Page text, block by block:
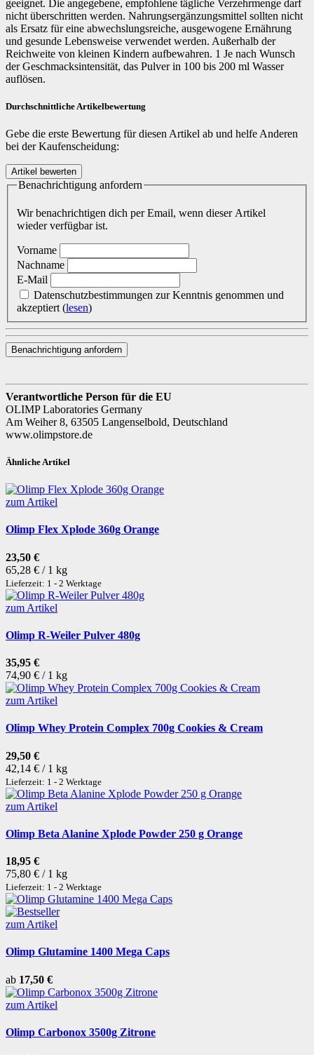
geeignet. Die angegebene, empfohlene tägliche Verzehrmenge darf
nicht überschritten werden. Nahrungsergänzungsmittel sollten nicht
als Ersatz für eine abwechslungsreiche, ausgewogene Ernährung
und gesunde Lebensweise verwendet werden. Außerhalb der
Reichweite von kleinen Kindern aufbewahren. 1 Je nach Wunsch
der Geschmacksintensität, das Pulver in 100 bis 200 ml Wasser
auflösen.
Durchschnittliche Artikelbewertung
Gebe die erste Bewertung für diesen Artikel ab und helfe Anderen
bei der Kaufenscheidung:
Benachrichtigung anfordern
Wir benachrichtigen dich per Email, wenn dieser Artikel
wieder verfügbar ist.
Vorname
Nachname
E-Mail
akzeptiert (lesen)
Benachrichtigung anfordern
Verantwortliche Person für die EU
OLIMP Laboratories Germany
Am Weiher 8, 63505 Langenselbold, Deutschland
www.olimpstore.de
Ähnliche Artikel
zum Artikel
Olimp Flex Xplode 360g Orange
23,50 €
65,28 € / 1 kg
Lieferzeit: 1 - 2 Werktage
zum Artikel
Olimp R-Weiler Pulver 480g
35,95 €
74,90 € / 1 kg
zum Artikel
Olimp Whey Protein Complex 700g Cookies & Cream
29,50 €
42,14 € / 1 kg
Lieferzeit: 1 - 2 Werktage
zum Artikel
Olimp Beta Alanine Xplode Powder 250 g Orange
18,95 €
75,80 € / 1 kg
Lieferzeit: 1 - 2 Werktage
zum Artikel
Olimp Glutamine 1400 Mega Caps
ab 17,50 €
zum Artikel
Olimp Carbonox 3500g Zitrone